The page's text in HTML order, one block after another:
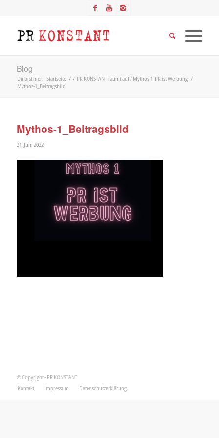
Blog
Du bist hier: Startseite / / PR KONSTANT räumt auf / Mythos 1: PR ist Werbung /
Mythos-1_Beitragsbild
Mythos-1_Beitragsbild
21. Juni 2022
© Copyright - PR KONSTANT
Kontakt
Impressum Datenschutzerklärung